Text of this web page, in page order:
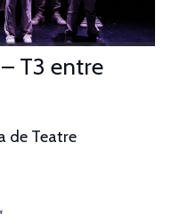
T3 entre
de Teatre